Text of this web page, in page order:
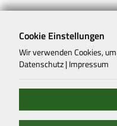
Cookie Einstellungen
Wir verwenden Cookies,
Datenschutz | Impressum